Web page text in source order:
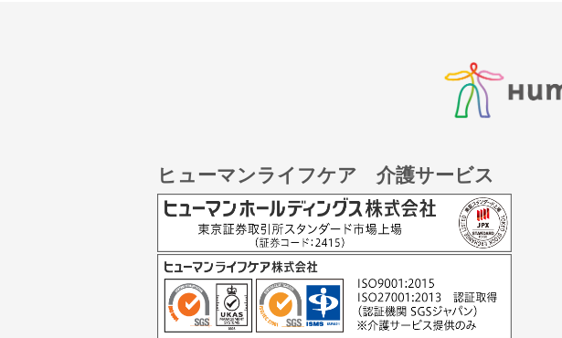
ヒューマンライフケア 介護サービス